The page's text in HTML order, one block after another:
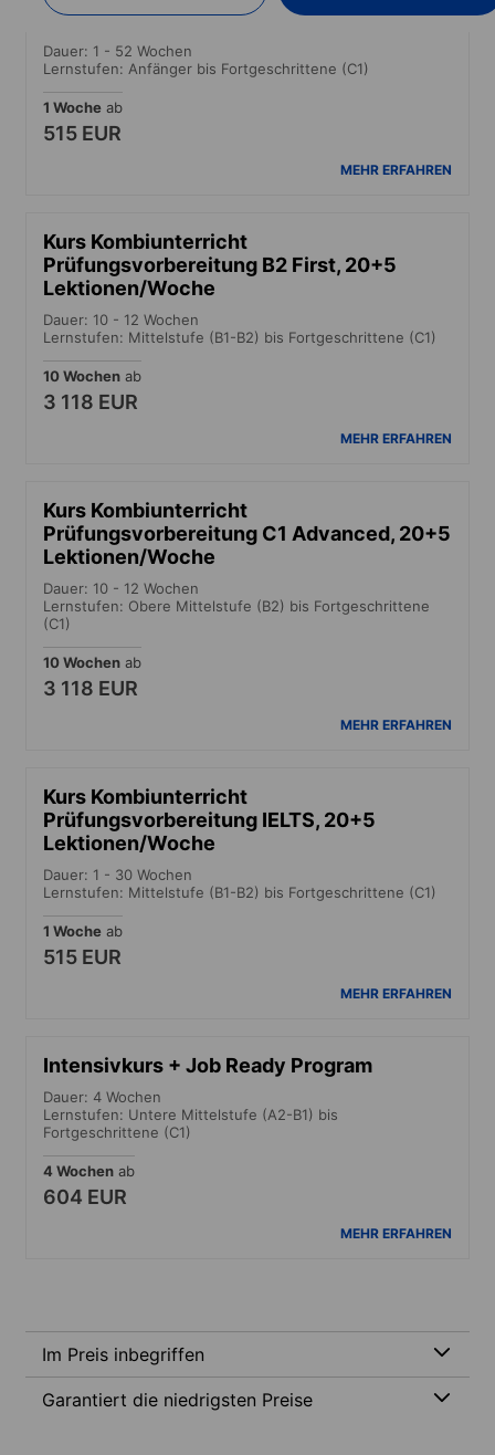
Intensivkurs
Dauer: 1 - 52 Wochen
Lernstufen: Anfänger bis Fortgeschrittene (C1)
1 Woche ab
515 EUR
MEHR ERFAHREN
Kurs Kombiunterricht
Prüfungsvorbereitung B2 First, 20+5
Lektionen/Woche
Dauer: 10 - 12 Wochen
Lernstufen: Mittelstufe (B1-B2) bis Fortgeschrittene (C1)
10 Wochen ab
3 118 EUR
MEHR ERFAHREN
Kurs Kombiunterricht
Prüfungsvorbereitung C1 Advanced, 20+5
Lektionen/Woche
Dauer: 10 - 12 Wochen
Lernstufen: Obere Mittelstufe (B2) bis Fortgeschrittene
(C1)
10 Wochen ab
3 118 EUR
MEHR ERFAHREN
Kurs Kombiunterricht
Prüfungsvorbereitung IELTS, 20+5
Lektionen/Woche
Dauer: 1 - 30 Wochen
Lernstufen: Mittelstufe (B1-B2) bis Fortgeschrittene (C1)
1 Woche ab
515 EUR
MEHR ERFAHREN
Intensivkurs + Job Ready Program
Dauer: 4 Wochen
Lernstufen: Untere Mittelstufe (A2-B1) bis
Fortgeschrittene (C1)
4 Wochen ab
604 EUR
MEHR ERFAHREN
Im Preis inbegriffen
Garantiert die niedrigsten Preise